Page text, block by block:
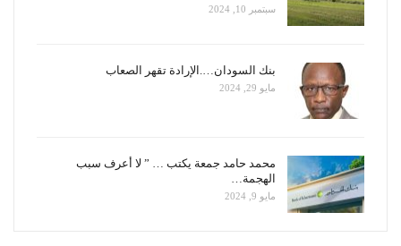
سبتمبر 10, 2024
بنك السودان….الإرادة تقهر الصعاب
مايو 29, 2024
محمد حامد جمعة يكتب … ” لا أعرف سبب
الهجمة…
مايو 9, 2024